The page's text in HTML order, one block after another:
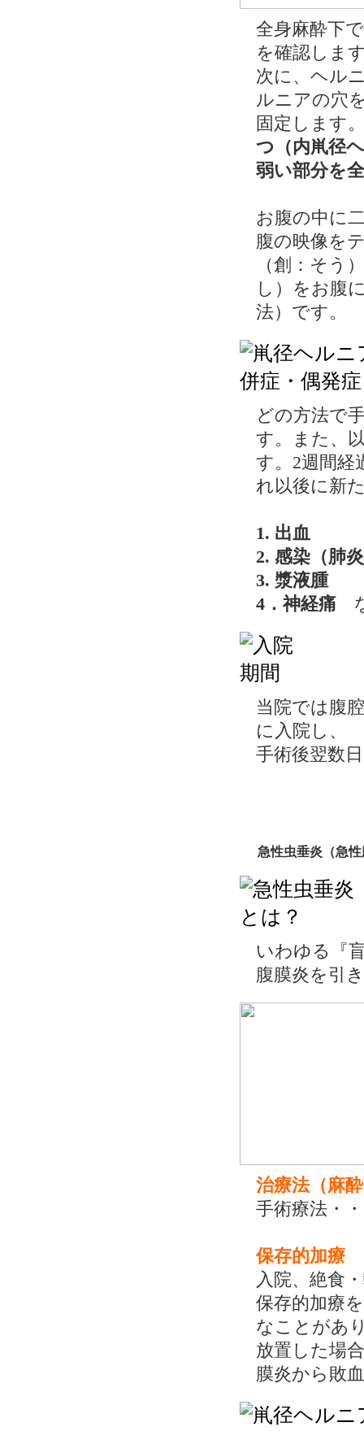
全身麻酔下
を確認しま
次に、ヘル
ルニアの穴
固定します
つ（内鼡径
弱い部分を
お腹の中に
腹の映像を
（創：そう
し）をお腹
法）です。
どの方法で
す。また、
す。2週間経
れ以後に新
1. 出血
2. 感染（肺
3. 漿液腫
4．神経痛
当院では腹
に入院し、
手術後翌数
急性虫垂炎（急
いわゆる『
腹膜炎を引
治療法（麻
手術療法・
保存的加療
入院、絶食
保存的加療
なことがあ
放置した場
膜炎から敗